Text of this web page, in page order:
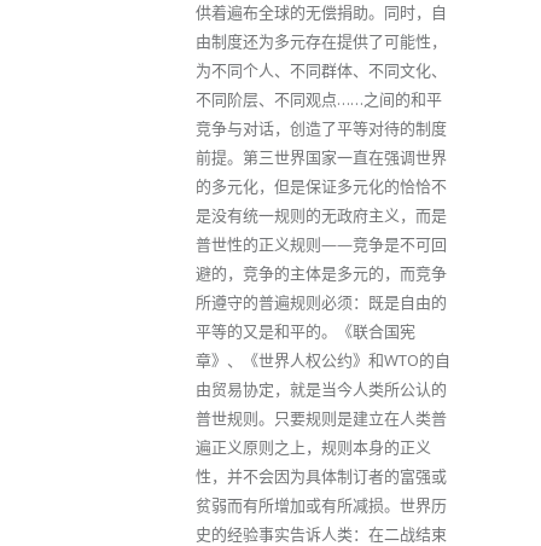
供着遍布全球的无偿捐助。同时，自
由制度还为多元存在提供了可能性，
为不同个人、不同群体、不同文化、
不同阶层、不同观点……之间的和平
竞争与对话，创造了平等对待的制度
前提。第三世界国家一直在强调世界
的多元化，但是保证多元化的恰恰不
是没有统一规则的无政府主义，而是
普世性的正义规则——竞争是不可回
避的，竞争的主体是多元的，而竞争
所遵守的普遍规则必须：既是自由的
平等的又是和平的。《联合国宪
章》、《世界人权公约》和WTO的自
由贸易协定，就是当今人类所公认的
普世规则。只要规则是建立在人类普
遍正义原则之上，规则本身的正义
性，并不会因为具体制订者的富强或
贫弱而有所增加或有所减损。世界历
史的经验事实告诉人类：在二战结束